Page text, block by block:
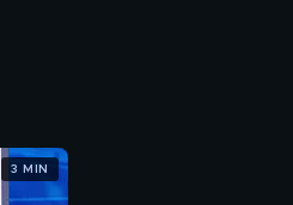
Sinner, semaforo
verde
3 MIN